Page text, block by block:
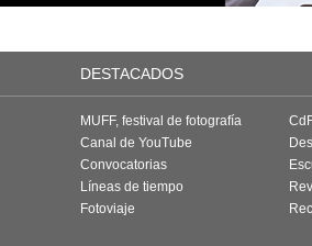
DESTACADOS
MUFF, festival de fotografía
Canal de YouTube
Convocatorias
Líneas de tiempo
Fotoviaje